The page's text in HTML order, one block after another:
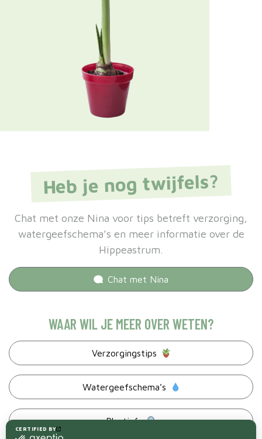
Heb je nog twijfels?
Chat met onze Nina voor tips betreft verzorging,
watergeefschema’s en meer informatie over de
Hippeastrum.
Chat met Nina
WAAR WIL JE MEER OVER WETEN?
Verzorgingstips
Watergeefschema’s
Plantinfo